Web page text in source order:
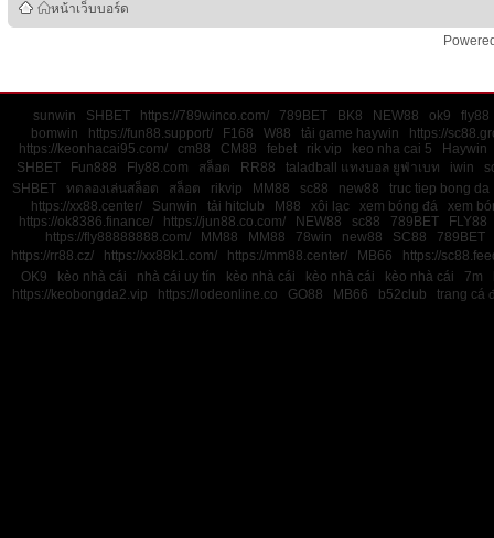
หน้าเว็บบอร์ด
sunwin SHBET https://789winco.com/ 789BET BK8 NEW88 ok9
fly88
bomwin
https://fun88.support/ F168 W88 tải game haywin
https://
https://keonhacai95.com/
cm88 CM88 febet rik vip keo nha cai 5
Haywin
SHBET
Fun888 Fly88.com สล็อต RR88 taladball แทงบอล ยูฟ่าเบท iwin
SHBET
ทดลองเล่นสล็อต สล็อต rikvip MM88 sc88 new88
truc tiep bong da
https://xx88.center/
Sunwin tải hitclub M88 xôi lạc xem bóng đá
xem
https://ok8386.finance/
https://jun88.co.com/ NEW88 sc88 789BET
FLY88
https://fly88888888.com/
MM88 MM88 78win new88 SC88
789BET
https://rr88.cz/
https://xx88k1.com/ https://mm88.center/ MB66
https://
OK9
kèo nhà cái nhà cái uy tín kèo nhà cái kèo nhà cái kèo nhà cái 7m
https://keobongda2.vip
https://lodeonline.co GO88 MB66 b52club trang cá